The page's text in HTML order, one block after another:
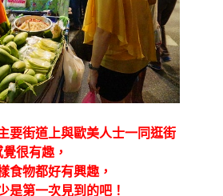
要街道上與歐美人士一同逛街
很有趣，
食物都好有興趣，
是第一次見到的吧！